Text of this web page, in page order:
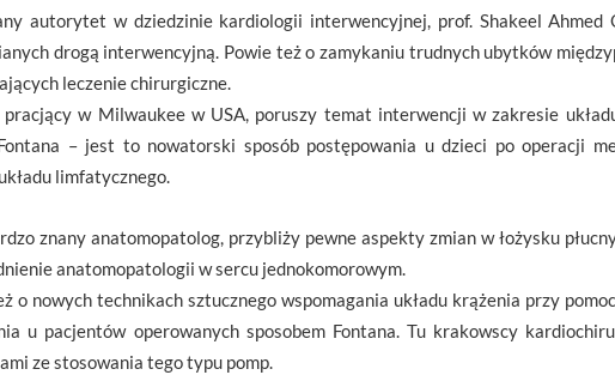
autorytet w dziedzinie kardiologii interwencyjnej, prof. Shakeel Ahmed
drogą interwencyjną. Powie też o zamykaniu trudnych ubytków
leczenie chirurgiczne.
w Milwaukee w USA, poruszy temat interwencji w zakresie
– jest to nowatorski sposób postępowania u dzieci po operacji
limfatycznego.
znany anatomopatolog, przybliży pewne aspekty zmian w łożysku
anatomopatologii w sercu jednokomorowym.
o nowych technikach sztucznego wspomagania układu krążenia przy
u pacjentów operowanych sposobem Fontana. Tu krakowscy
ze stosowania tego typu pomp.